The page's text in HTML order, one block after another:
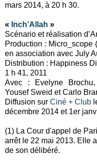
mars 2014, à 20 h 30.
« Inch’Allah »
Scénario et réalisation
Production : Micro_scope
en association avec July
Distribution : Happiness
1 h 41, 2011
Avec : Evelyne
Yousef Sweid et Carlo
Diffusion sur Ciné + Club
décembre 2014 et 1er
(1) La Cour d'appel de
arrêt le 22 mai 2013. Elle
de son délibéré.